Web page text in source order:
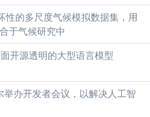
性的多尺度气候模拟数据集，用
于气候研究中
开源透明的大型语言模型
办开发者会议，以解决人工智